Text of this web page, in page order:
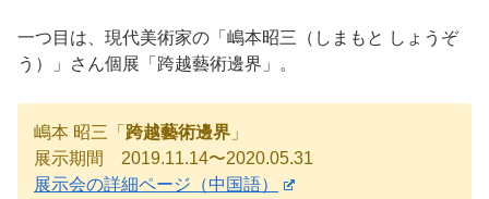
一つ目は、現代美術家の「嶋本昭三（しまもと しょうぞ
う）」さん個展「跨越藝術邊界」。
嶋本 昭三「 跨越藝術邊界 」
展示期間 2019.11.14〜2020.05.31
展示会の詳細ページ（中国語）